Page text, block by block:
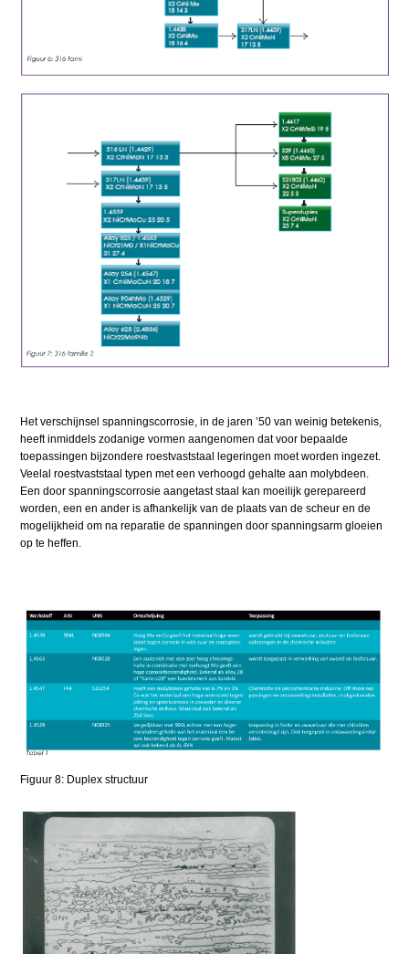
Het verschijnsel spanningscorrosie, in de jaren ’50 van weinig betekenis,
heeft inmiddels zodanige vormen aangenomen dat voor bepaalde
toepassingen bijzondere roestvaststaal legeringen moet worden ingezet.
Veelal roestvaststaal typen met een verhoogd gehalte aan molybdeen.
Een door spanningscorrosie aangetast staal kan moeilijk gerepareerd
worden, een en ander is afhankelijk van de plaats van de scheur en de
mogelijkheid om na reparatie de spanningen door spanningsarm gloeien
op te heffen.
Figuur 8: Duplex structuur